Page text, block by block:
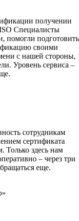
получении
Специалисты
помогли подготовить
своими
с нашей стороны,
Уровень сервиса –
сотрудникам
сертификата
Только здесь нам
– через три
еще.